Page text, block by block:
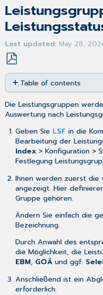
Last updated May 28,
Save
as
PDF
Table of contents
No
headers
Die Leistungsgruppen
Auswertung nach
Geben Sie LSF in die
Bearbeitung der
Index> Konfiguration >
Festlegung
Ihnen werden zuerst die
angezeigt. Hier
Gruppe gehören.
Ändern Sie einfach die
Bezeichnung.
Durch Anwahl des
die Möglichkeit, die
EBM, GOÄund ggf.
Anschließend ist ein
erforderlich.